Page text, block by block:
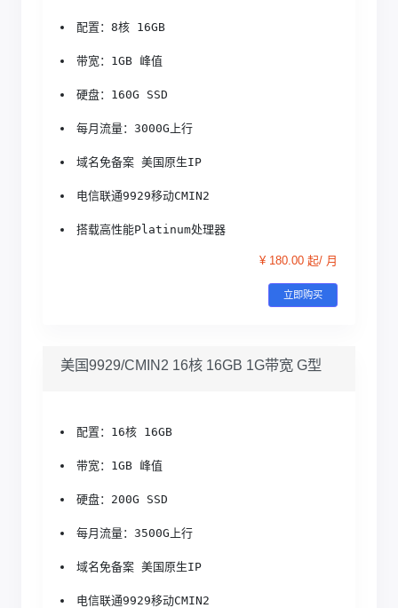
配置：8核 16GB
带宽：1GB 峰值
硬盘：160G SSD
每月流量：3000G上行
域名免备案 美国原生IP
电信联通9929移动CMIN2
搭载高性能Platinum处理器
¥ 180.00 起/ 月
立即购买
美国9929/CMIN2 16核 16GB 1G带宽 G型
配置：16核 16GB
带宽：1GB 峰值
硬盘：200G SSD
每月流量：3500G上行
域名免备案 美国原生IP
电信联通9929移动CMIN2